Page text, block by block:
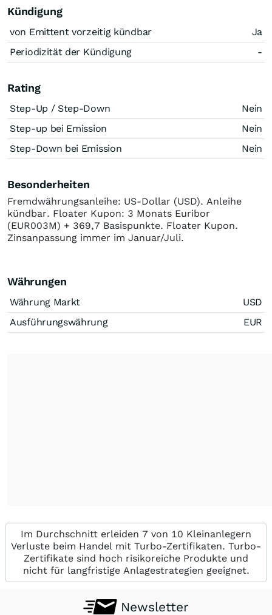
Kündigung
von Emittent vorzeitig kündbar
Ja
Periodizität der Kündigung
-
Rating
Step-Up / Step-Down
Nein
Step-up bei Emission
Nein
Step-Down bei Emission
Nein
Besonderheiten
Fremdwährungsanleihe: US-Dollar (USD). Anleihe
kündbar. Floater Kupon: 3 Monats Euribor
(EUR003M) + 369,7 Basispunkte. Floater Kupon.
Zinsanpassung immer im Januar/Juli.
Währungen
Währung Markt
USD
Ausführungswährung
EUR
Im Durchschnitt erleiden 7 von 10 Kleinanlegern
Verluste beim Handel mit Turbo-Zertifikaten. Turbo-
Zertifikate sind hoch risikoreiche Produkte und
nicht für langfristige Anlagestrategien geeignet.
Newsletter